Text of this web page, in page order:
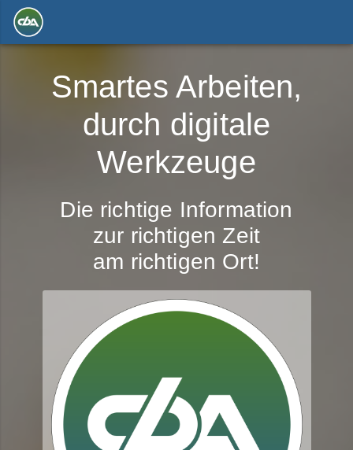
Smartes Arbeiten,
durch digitale
Werkzeuge
Die richtige Information
zur richtigen Zeit
am richtigen Ort!